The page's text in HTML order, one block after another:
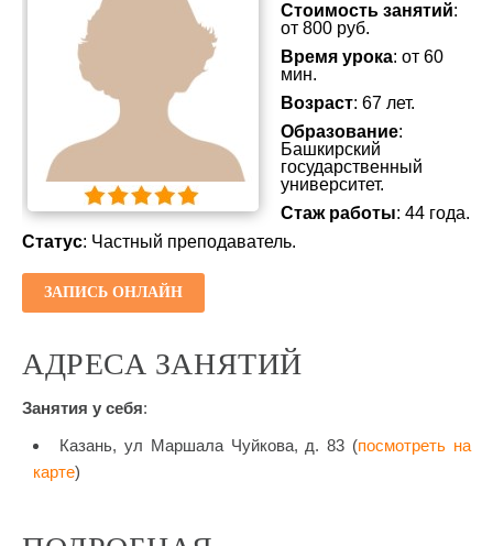
Стоимость занятий:
от 800 руб.
Время урока: от 60
мин.
Возраст: 67 лет.
Образование:
Башкирский
государственный
университет.
Стаж работы: 44 года.
Статус: Частный преподаватель.
ЗАПИСЬ ОНЛАЙН
АДРЕСА ЗАНЯТИЙ
Занятия у себя:
Казань, ул Маршала Чуйкова, д. 83 (посмотреть на
карте)